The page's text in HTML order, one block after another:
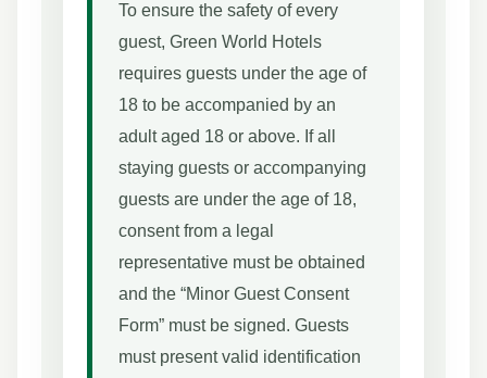
To ensure the safety of every
guest, Green World Hotels
requires guests under the age of
18 to be accompanied by an
adult aged 18 or above. If all
staying guests or accompanying
guests are under the age of 18,
consent from a legal
representative must be obtained
and the “Minor Guest Consent
Form” must be signed. Guests
must present valid identification